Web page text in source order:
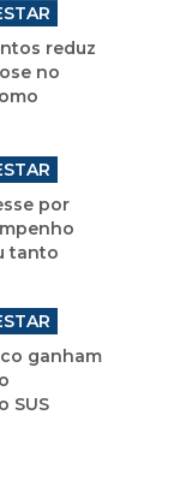
reduz
no
por
tanto
ganham
SUS